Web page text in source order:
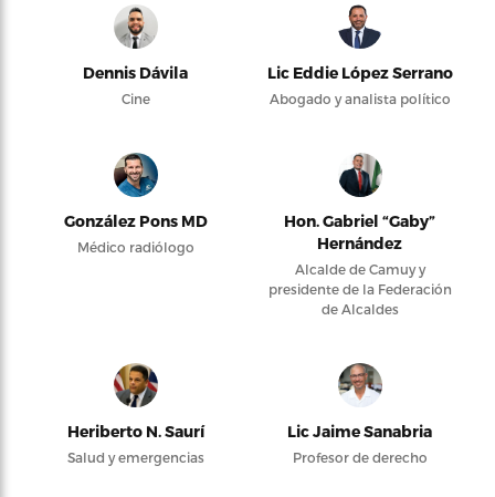
Dennis Dávila
Cine
Lic Eddie López Serrano
Abogado y analista político
González Pons MD
Médico radiólogo
Hon. Gabriel “Gaby”
Hernández
Alcalde de Camuy y
presidente de la Federación
de Alcaldes
Heriberto N. Saurí
Salud y emergencias
Lic Jaime Sanabria
Profesor de derecho